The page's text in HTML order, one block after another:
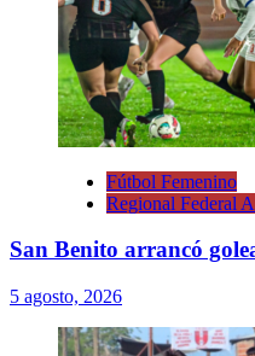
Fútbol Femenino
Regional Federal
San Benito arrancó
5 agosto, 2026